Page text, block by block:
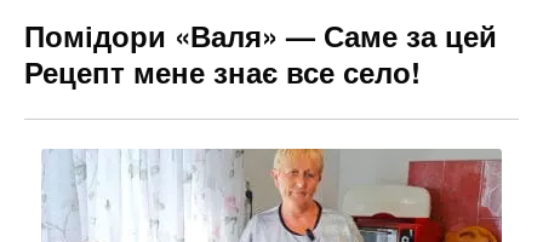
Помідори «Валя» — Саме за цей
Рецепт мене знає все село!